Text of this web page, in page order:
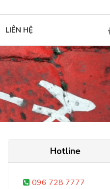
LIÊN HỆ
Hotline
096 728 7777